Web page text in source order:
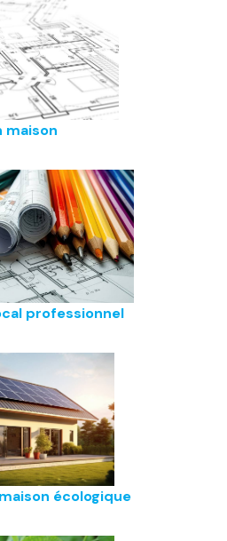
maison
professionnel
écologique